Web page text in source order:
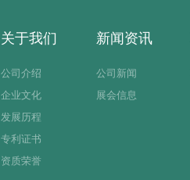
关于我们
公司介绍
企业文化
发展历程
专利证书
资质荣誉
新闻资讯
公司新闻
展会信息